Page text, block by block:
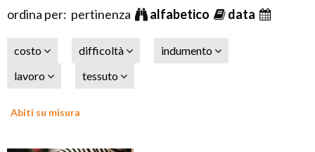
ordina per: pertinenza alfabetico data
costo difficoltà
indumento
lavoro
tessuto
Abiti su misura